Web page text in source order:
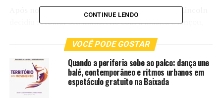
Após nove anos do seu último disco físico (CD), Lincoln
decidiu retomar seu ministério com a música e lançou,
Joyce Carnassale. A repercussão foi maravilhosa. Isso o
incentivou a produzir mais quatro faixas: “Outra vez”,
“Primeiro Amor”, “Novo Amanhã” e “Expressão de
Louvor”. Essas canções já alcançaram quase 10 milhões
de streams nas plataformas de áudio e vídeo.
CONTINUE LENDO
VOCÊ PODE GOSTAR
Quando a periferia sobe ao palco: dança une
balé, contemporâneo e ritmos urbanos em
espetáculo gratuito na Baixada